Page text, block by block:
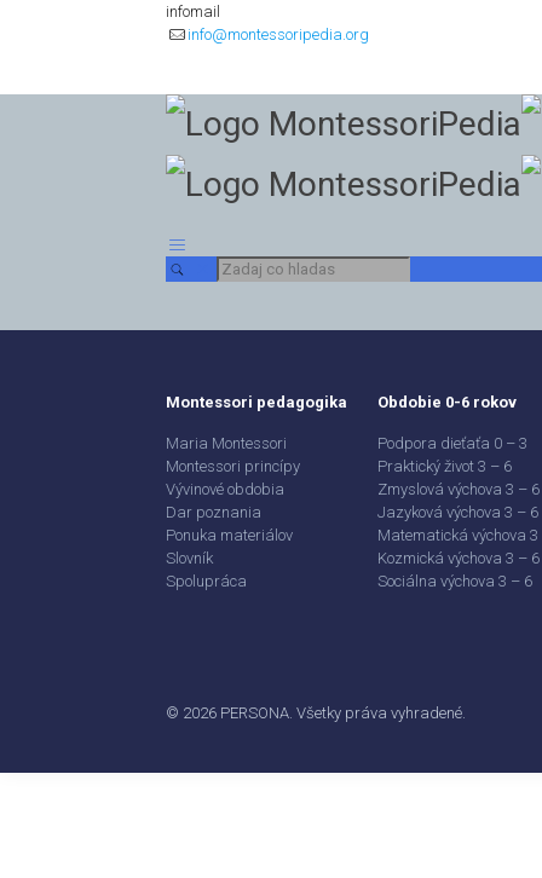
infomail
info@montessoripedia.org
Montessori pedagogika
Maria Montessori
Montessori princípy
Vývinové obdobia
Dar poznania
Ponuka materiálov
Slovník
Spolupráca
Obdobie 0-6 rokov
Podpora dieťaťa 0 – 3
Praktický život 3 – 6
Zmyslová výchova 3 – 6
Jazyková výchova 3 – 6
Matematická výchova 3
Kozmická výchova 3 – 6
Sociálna výchova 3 – 6
© 2026 PERSONA. Všetky práva vyhradené.